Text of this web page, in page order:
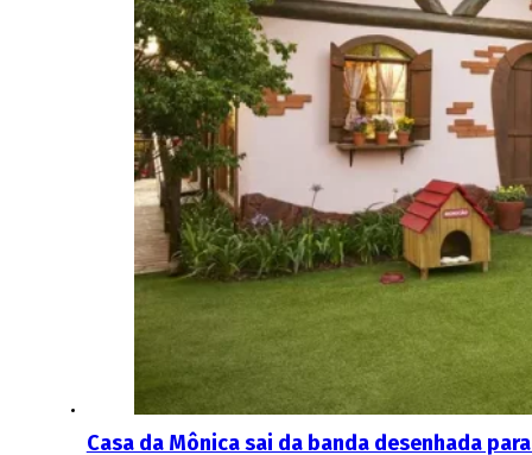
Casa da Mônica sai da banda desenhada